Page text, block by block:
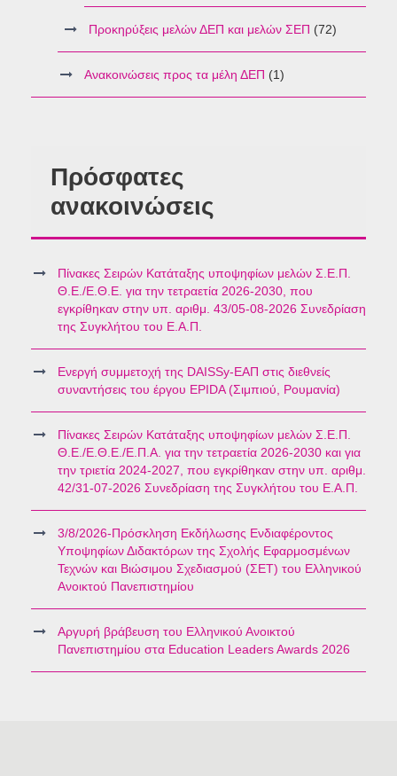
Προκηρύξεις μελών ΔΕΠ και μελών ΣΕΠ (72)
Ανακοινώσεις προς τα μέλη ΔΕΠ (1)
Πρόσφατες
ανακοινώσεις
Πίνακες Σειρών Κατάταξης υποψηφίων μελών Σ.Ε.Π.
Θ.Ε./Ε.Θ.Ε. για την τετραετία 2026-2030, που
εγκρίθηκαν στην υπ. αριθμ. 43/05-08-2026 Συνεδρίαση
της Συγκλήτου του Ε.Α.Π.
Ενεργή συμμετοχή της DAISSy-ΕΑΠ στις διεθνείς
συναντήσεις του έργου EPIDA (Σιμπιού, Ρουμανία)
Πίνακες Σειρών Κατάταξης υποψηφίων μελών Σ.Ε.Π.
Θ.Ε./Ε.Θ.Ε./Ε.Π.Α. για την τετραετία 2026-2030 και για
την τριετία 2024-2027, που εγκρίθηκαν στην υπ. αριθμ.
42/31-07-2026 Συνεδρίαση της Συγκλήτου του Ε.Α.Π.
3/8/2026-Πρόσκληση Εκδήλωσης Ενδιαφέροντος
Υποψηφίων Διδακτόρων της Σχολής Εφαρμοσμένων
Τεχνών και Βιώσιμου Σχεδιασμού (ΣΕΤ) του Ελληνικού
Ανοικτού Πανεπιστημίου
Αργυρή βράβευση του Ελληνικού Ανοικτού
Πανεπιστημίου στα Education Leaders Awards 2026